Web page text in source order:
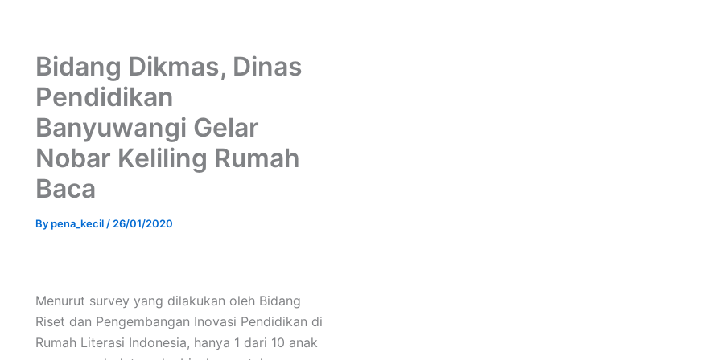
Bidang Dikmas, Dinas
Pendidikan
Banyuwangi Gelar
Nobar Keliling Rumah
Baca
Bypena_kecil / 26/01/2020
Menurut survey yang dilakukan oleh Bidang
Riset dan Pengembangan Inovasi Pendidikan di
Rumah Literasi Indonesia, hanya 1 dari 10 anak